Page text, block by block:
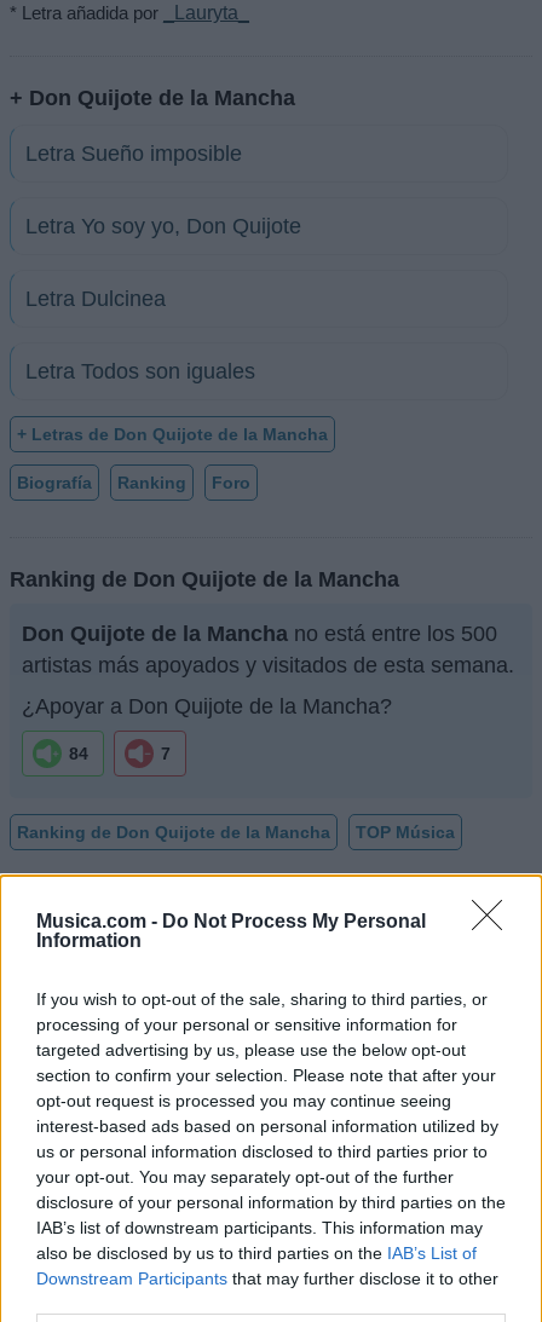
Musica.com - Do Not Process My Personal
Information
If you wish to opt-out of the sale, sharing to third parties, or
processing of your personal or sensitive information for
targeted advertising by us, please use the below opt-out
section to confirm your selection. Please note that after your
opt-out request is processed you may continue seeing
interest-based ads based on personal information utilized by
us or personal information disclosed to third parties prior to
your opt-out. You may separately opt-out of the further
disclosure of your personal information by third parties on the
IAB’s list of downstream participants. This information may
also be disclosed by us to third parties on the IAB’s List of
Downstream Participants that may further disclose it to other
* Letra añadida por _Lauryta_
+ Don Quijote de la Mancha
Letra Sueño imposible
Letra Yo soy yo, Don Quijote
Letra Dulcinea
Letra Todos son iguales
+ Letras de Don Quijote de la Mancha
Biografía Ranking Foro
Ranking de Don Quijote de la Mancha
Don Quijote de la Mancha no está entre los 500
artistas más apoyados y visitados de esta semana.
¿Apoyar a Don Quijote de la Mancha?
84 7
Ranking de Don Quijote de la Mancha TOP Música